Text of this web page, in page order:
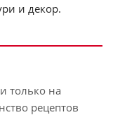
и декор.
только на
рецептов